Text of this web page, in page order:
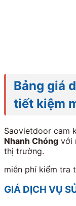
Bảng giá
tiết kiệm
Saovietdoor cam
Nhanh Chóng với
thị trường.
miễn phí kiểm tra
GIÁ DỊCH VỤ